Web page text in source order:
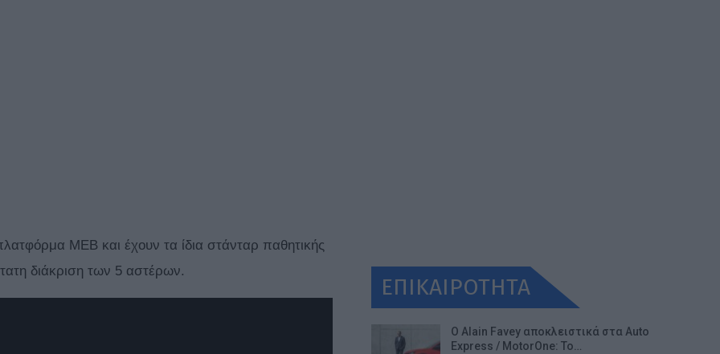
MEB και έχουν τα ίδια στάνταρ παθητικής
διάκριση των 5 αστέρων.
ΕΠΙΚΑΙΡΟΤΗΤΑ
Ο Alain Favey αποκλειστικά στα Auto
Express / MotorOne: Το…